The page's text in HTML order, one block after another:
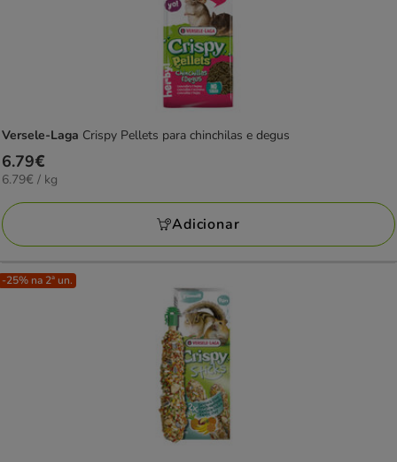
Versele-Laga Crispy Pellets para chinchilas e degus
Preço
6.79€
6.79€
6.79€
KG
6.79€ / kg
Adicionar
-25% na 2ª un.